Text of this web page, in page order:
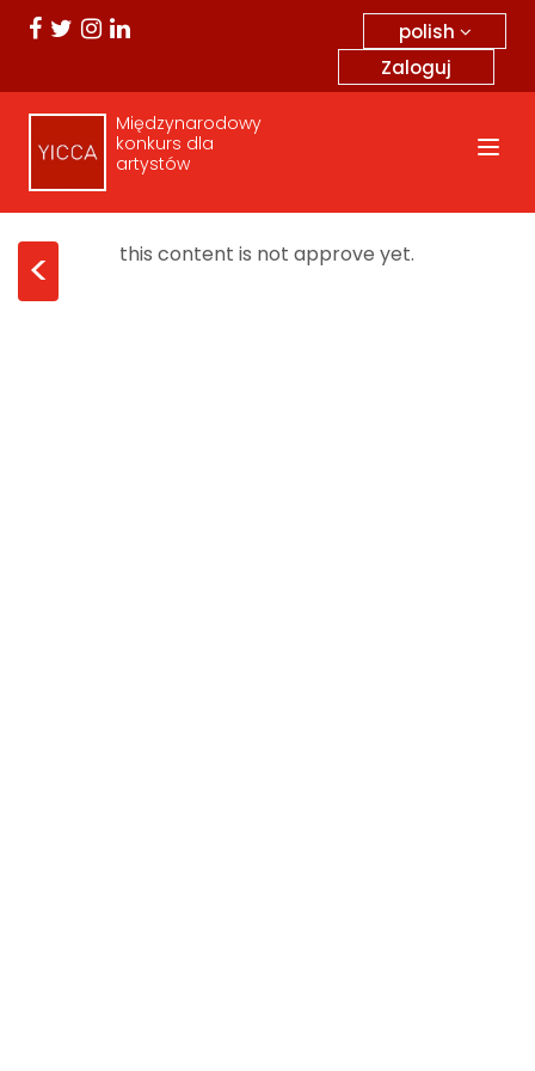
polish
Zaloguj
Międzynarodowy
konkurs dla
artystów
< this content is not approve yet.